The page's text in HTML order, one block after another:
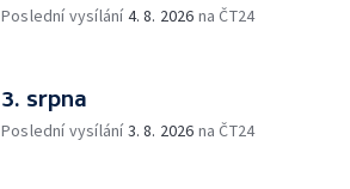
Poslední vysílání4. 8. 2026 na ČT24
3. srpna
Poslední vysílání3. 8. 2026 na ČT24